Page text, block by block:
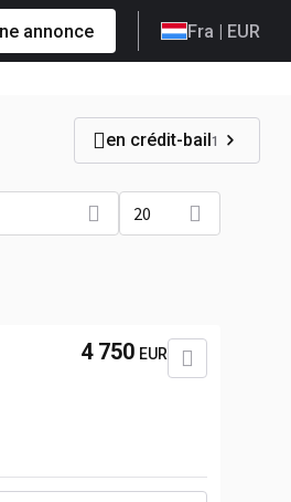
annonce Fra | EUR
en crédit-bail1
20
4 750 EUR